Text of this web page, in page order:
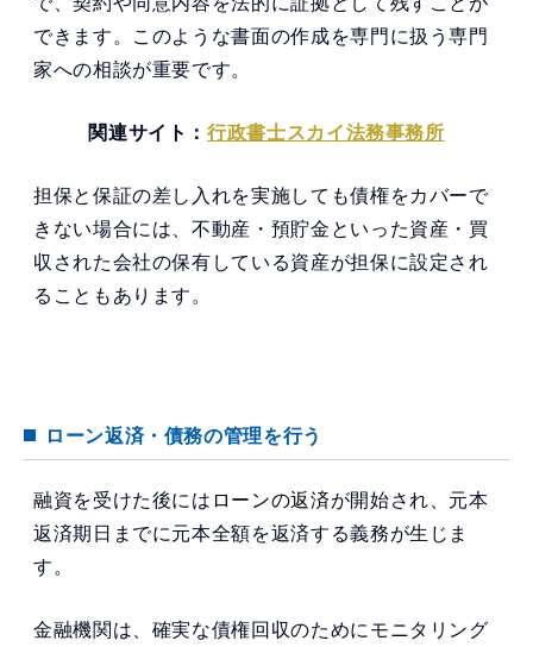
できます。このような書面の作成を専門に扱う専門
家への相談が重要です。
関連サイト：行政書士スカイ法務事務所
担保と保証の差し入れを実施しても債権をカバーで
きない場合には、不動産・預貯金といった資産・買
収された会社の保有している資産が担保に設定され
ることもあります。
ローン返済・債務の管理を行う
融資を受けた後には ローンの返済が開始され、元本
返済期日までに元本全額を返済する義務が生じま
す。
金融機関は、確実な債権回収のためにモニタリング